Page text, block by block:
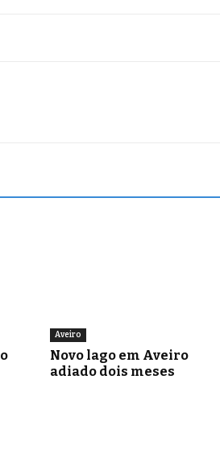
Aveiro
Novo lago em Aveiro
adiado dois meses